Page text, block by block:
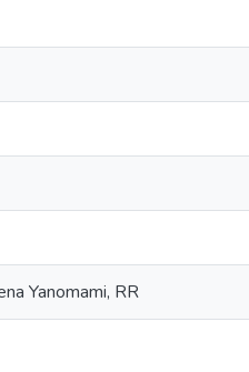
Yanomami, RR